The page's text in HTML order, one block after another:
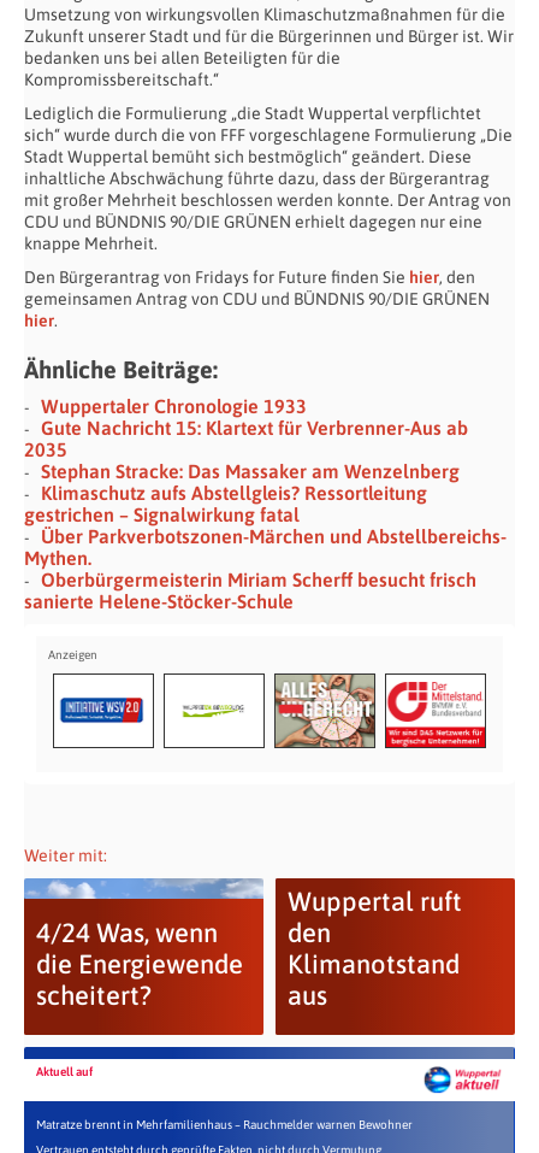
Umsetzung von wirkungsvollen Klimaschutzmaßnahmen für die
Zukunft unserer Stadt und für die Bürgerinnen und Bürger ist. Wir
bedanken uns bei allen Beteiligten für die
Kompromissbereitschaft.“
Lediglich die Formulierung „die Stadt Wuppertal verpflichtet
sich“ wurde durch die von FFF vorgeschlagene Formulierung „Die
Stadt Wuppertal bemüht sich bestmöglich“ geändert. Diese
inhaltliche Abschwächung führte dazu, dass der Bürgerantrag
mit großer Mehrheit beschlossen werden konnte. Der Antrag von
CDU und BÜNDNIS 90/DIE GRÜNEN erhielt dagegen nur eine
knappe Mehrheit.
Den Bürgerantrag von Fridays for Future finden Sie hier, den
gemeinsamen Antrag von CDU und BÜNDNIS 90/DIE GRÜNEN
hier.
Ähnliche Beiträge:
Wuppertaler Chronologie 1933
Gute Nachricht 15: Klartext für Verbrenner-Aus ab
2035
Stephan Stracke: Das Massaker am Wenzelnberg
Klimaschutz aufs Abstellgleis? Ressortleitung
gestrichen – Signalwirkung fatal
Über Parkverbotszonen-Märchen und Abstellbereichs-
Mythen.
Oberbürgermeisterin Miriam Scherff besucht frisch
sanierte Helene-Stöcker-Schule
Weiter mit:
4/24 Was, wenn
die Energiewende
scheitert?
Wuppertal ruft
den
Klimanotstand
aus
Aktuell auf
Matratze brennt in Mehrfamilienhaus – Rauchmelder warnen Bewohner
Vertrauen entsteht durch geprüfte Fakten, nicht durch Vermutung